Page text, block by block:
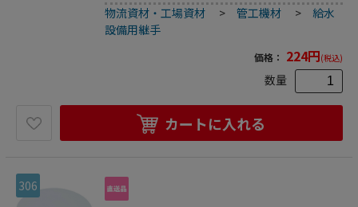
物流資材・工場資材 >管工機材 > 給水
設備用継手
価格： 224円(税込)
数量
カートに入れる
306